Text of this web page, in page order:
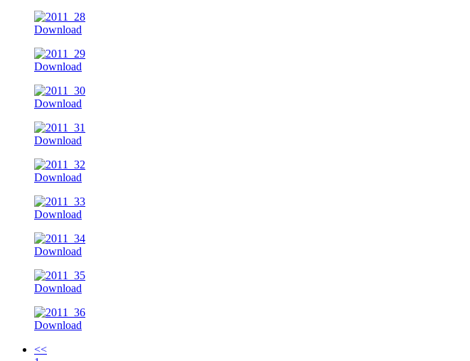
Download
Download
Download
Download
Download
Download
Download
Download
Download
<<